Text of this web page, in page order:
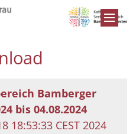
Bamberger
bis 04.08.2024
18:53:33 CEST 2024